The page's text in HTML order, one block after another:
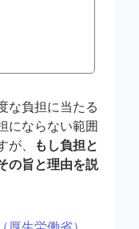
な負担に当たる
にならない範囲
が、
もし負担と
の旨と理由を説